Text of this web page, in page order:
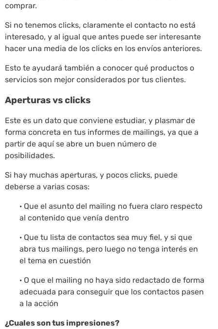
comprar.
Si no tenemos clicks, claramente el contacto no está
interesado, y al igual que antes puede ser interesante
hacer una media de los clicks en los envíos anteriores.
Esto te ayudará también a conocer qué productos o
servicios son mejor considerados por tus clientes.
Aperturas vs clicks
Este es un dato que conviene estudiar, y plasmar de
forma concreta en tus informes de mailings, ya que a
partir de aquí se abre un buen número de
posibilidades.
Si hay muchas aperturas, y pocos clicks, puede
deberse a varias cosas:
· Que el asunto del mailing no fuera claro respecto
al contenido que venía dentro
· Que tu lista de contactos sea muy fiel, y si que
abra tus mailings, pero luego no tenga interés en
el tema en cuestión
· O que el mailing no haya sido redactado de forma
adecuada para conseguir que los contactos pasen
a la acción
¿Cuales son tus impresiones?